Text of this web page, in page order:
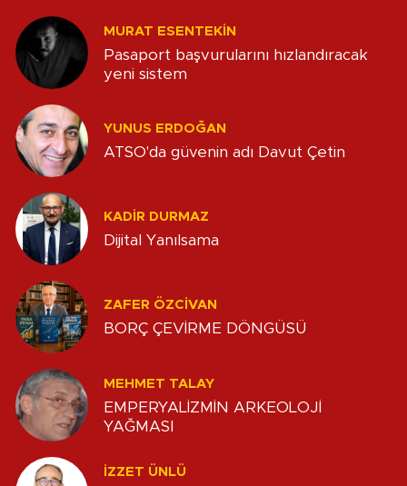
MURAT ESENTEKIN
Pasaport başvurularını hızlandıracak
yeni sistem
YUNUS ERDOĞAN
ATSO'da güvenin adı Davut Çetin
KADIR DURMAZ
Dijital Yanılsama
ZAFER ÖZCIVAN
BORÇ ÇEVİRME DÖNGÜSÜ
MEHMET TALAY
EMPERYALİZMİN ARKEOLOJİ
YAĞMASI
İZZET ÜNLÜ